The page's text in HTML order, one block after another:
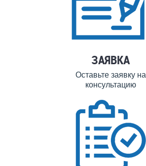
ЗАЯВКА
Оставьте заявку на
консультацию